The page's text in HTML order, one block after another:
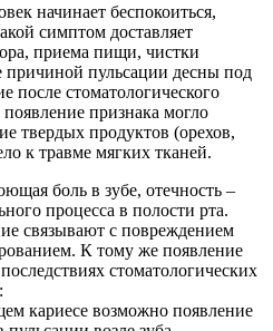
начинает беспокоиться,
симптом доставляет
приема пищи, чистки
причиной пульсации десны под
после стоматологического
признака могло
твердых продуктов (орехов,
к травме мягких тканей.
боль в зубе, отечность –
процесса в полости рта.
связывают с повреждением
К тому же появление
стоматологических
кариесе возможно появление